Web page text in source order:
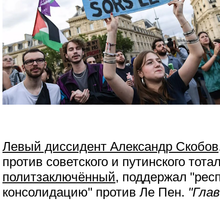
Левый диссидент Александр Скобов
против советского и путинского
политзаключённый, поддержал
консолидацию" против Ле Пен.